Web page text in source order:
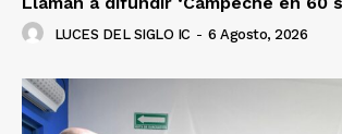
LUCES DEL SIGLO IC - 6 Agosto, 2026